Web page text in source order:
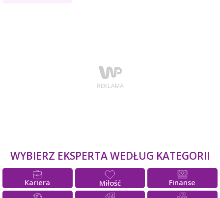
WYBIERZ EKSPERTA WEDŁUG KATEGORII
Kariera Miłość Finanse